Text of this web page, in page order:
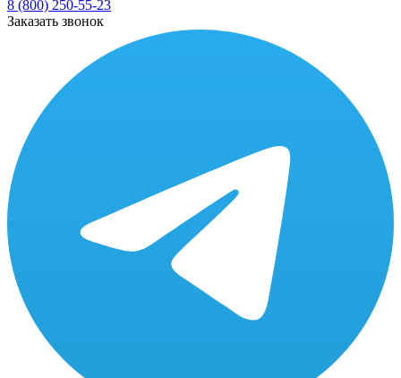
8 (800) 250-55-23
Заказать звонок